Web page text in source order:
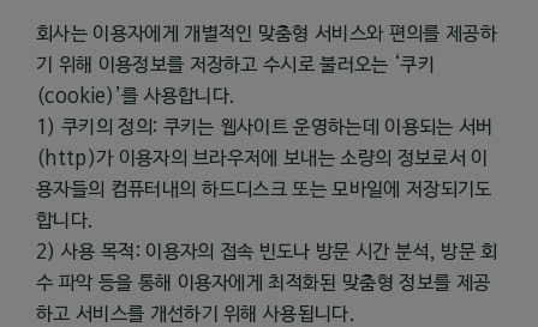
회사는 이용자에게 개별적인 맞춤형 서비스와 편의를 제공하
기 위해 이용정보를 저장하고 수시로 불러오는 ‘쿠키
(cookie)’를 사용합니다.
1) 쿠키의 정의: 쿠키는 웹사이트 운영하는데 이용되는 서버
(http)가 이용자의 브라우저에 보내는 소량의 정보로서 이
용자들의 컴퓨터내의 하드디스크 또는 모바일에 저장되기도
합니다.
2) 사용 목적: 이용자의 접속 빈도나 방문 시간 분석, 방문 회
수 파악 등을 통해 이용자에게 최적화된 맞춤형 정보를 제공
하고 서비스를 개선하기 위해 사용됩니다.